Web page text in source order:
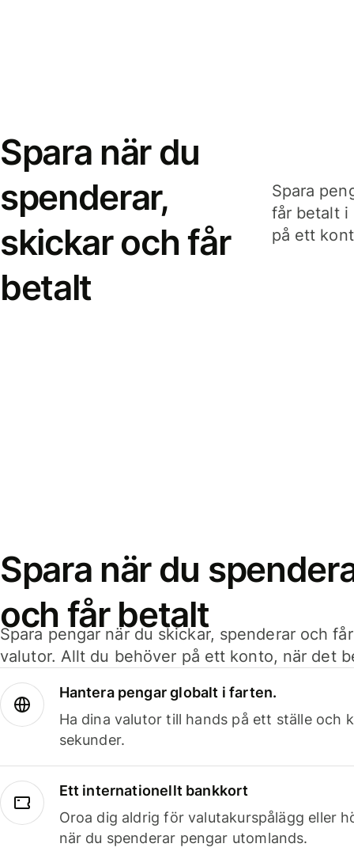
Spara när du
spenderar,
skickar och får
betalt
Spara
får betalt i
på ett
Spara när du
och får betalt
Spara pengar när du skickar, spenderar och
valutor. Allt du behöver på ett konto, när det
Hantera pengar globalt i farten.
Ha dina valutor till hands på ett ställe och
sekunder.
Ett internationellt bankkort
Oroa dig aldrig för valutakurspålägg eller
när du spenderar pengar utomlands.